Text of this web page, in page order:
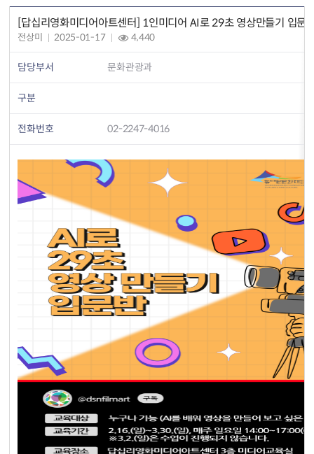
[답십리영화미디어아트센터] 1인미디어 AI로 29초 영상만들기 입문
전상미 2025-01-17 4,440
담당부서 문화관광과
구분
전화번호 02-2247-4016